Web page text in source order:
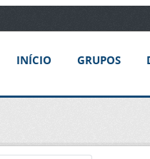
INÍCIO GRUPOS